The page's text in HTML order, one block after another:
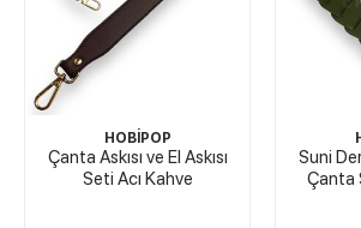
HOBİPOP
Çanta Askısı ve El Askısı
Seti Acı Kahve
Suni
Çanta